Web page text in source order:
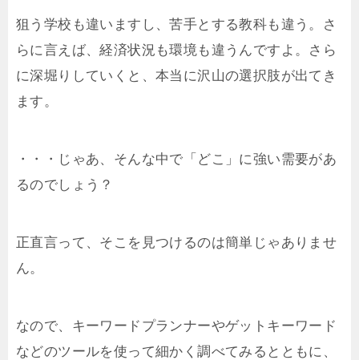
狙う学校も違いますし、苦手とする教科も違う。さ
らに言えば、経済状況も環境も違うんですよ。さら
に深堀りしていくと、本当に沢山の選択肢が出てき
ます。
・・・じゃあ、そんな中で「どこ」に強い需要があ
るのでしょう？
正直言って、そこを見つけるのは簡単じゃありませ
ん。
なので、キーワードプランナーやゲットキーワード
などのツールを使って細かく調べてみるとともに、